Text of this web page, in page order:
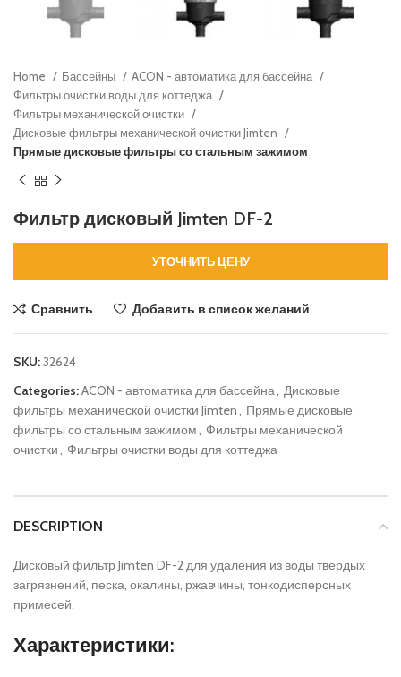
Home Бассейны
ACON - автоматика для бассейна
Фильтры очистки воды для коттеджа
Фильтры механической очистки
Дисковые фильтры механической очистки Jimten
Прямые дисковые фильтры со стальным зажимом
Фильтр дисковый Jimten DF-2
УТОЧНИТЬ ЦЕНУ
Сравнить Добавить в список желаний
SKU:32624
Categories:ACON - автоматика для бассейна, Дисковые
фильтры механической очистки Jimten, Прямые дисковые
фильтры со стальным зажимом, Фильтры механической
очистки, Фильтры очистки воды для коттеджа
DESCRIPTION
Дисковый фильтр Jimten DF-2 для удаления из воды твердых
загрязнений, песка, окалины, ржавчины, тонкодисперсных
примесей.
Характеристики:
обслуживанию бассейна прямо в офисе